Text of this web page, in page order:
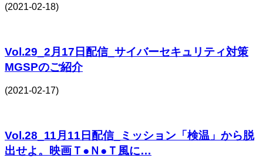
(2021-02-18)
Vol.29_2月17日配信_サイバーセキュリティ対策
MGSPのご紹介
(2021-02-17)
Vol.28_11月11日配信_ミッション「検温」から脱
出せよ。映画Ｔ●Ｎ●Ｔ風に…